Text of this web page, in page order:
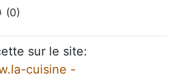
(0)
sur le site:
cuisine -